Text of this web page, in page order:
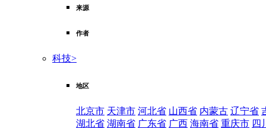
来源
作者
科技>
地区
北京市 天津市 河北省 山西省 内蒙古 辽宁省
湖北省 湖南省 广东省 广西 海南省 重庆市 四